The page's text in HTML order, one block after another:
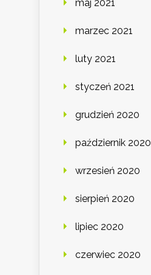
maj 2021
marzec 2021
luty 2021
styczeń 2021
grudzień 2020
październik 2020
wrzesień 2020
sierpień 2020
lipiec 2020
czerwiec 2020